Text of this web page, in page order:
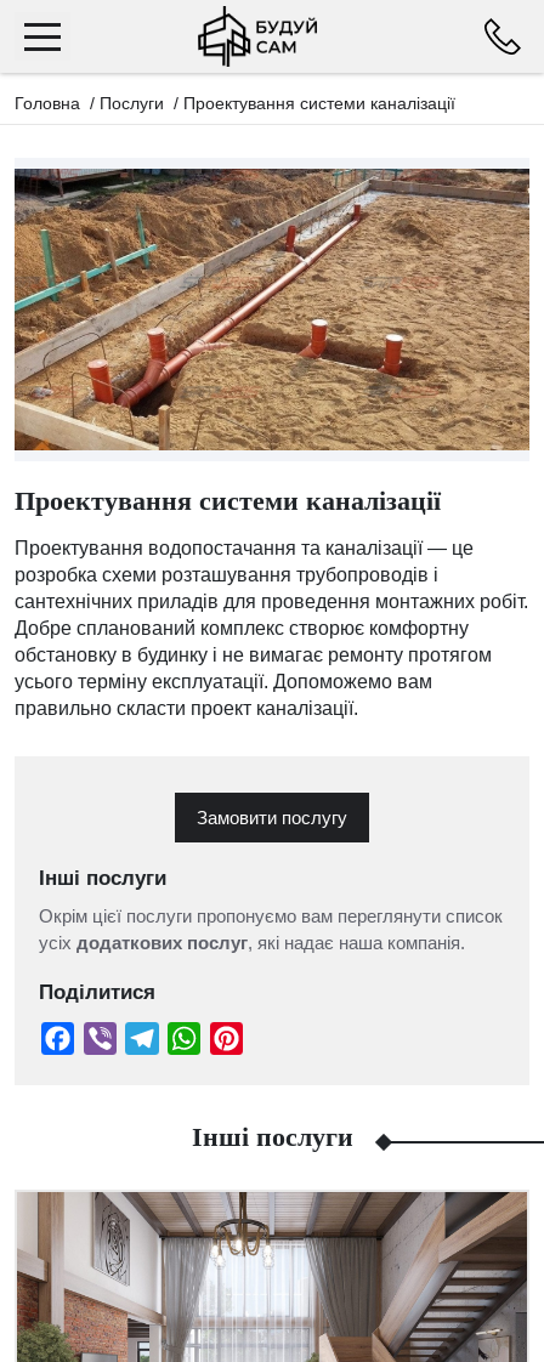
Головна / Послуги / Проектування системи каналізації
Проектування системи каналізації
Проектування водопостачання та каналізації — це
розробка схеми розташування трубопроводів і
сантехнічних приладів для проведення монтажних робіт.
Добре спланований комплекс створює комфортну
обстановку в будинку і не вимагає ремонту протягом
усього терміну експлуатації. Допоможемо вам
правильно скласти проект каналізації.
Замовити послугу
Інші послуги
Окрім цієї послуги пропонуємо вам переглянути список
усіх додаткових послуг, які надає наша компанія.
Поділитися
Facebook
ViberTelegramWhatsAppPinterest
Інші послуги